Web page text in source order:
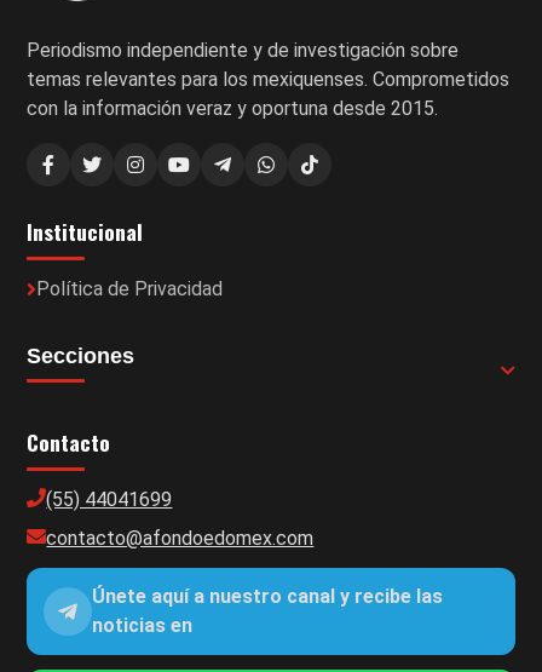
Periodismo independiente y de investigación sobre
temas relevantes para los mexiquenses. Comprometidos
con la información veraz y oportuna desde 2015.
Institucional
Política de Privacidad
Secciones
Contacto
(55) 44041699
contacto@afondoedomex.com
Únete aquí a nuestro canal y recibe las
noticias en